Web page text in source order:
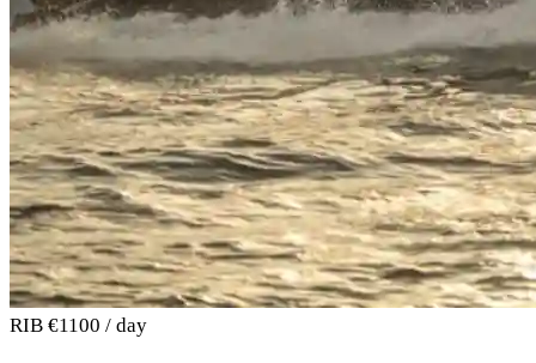
RIB €1100 / day